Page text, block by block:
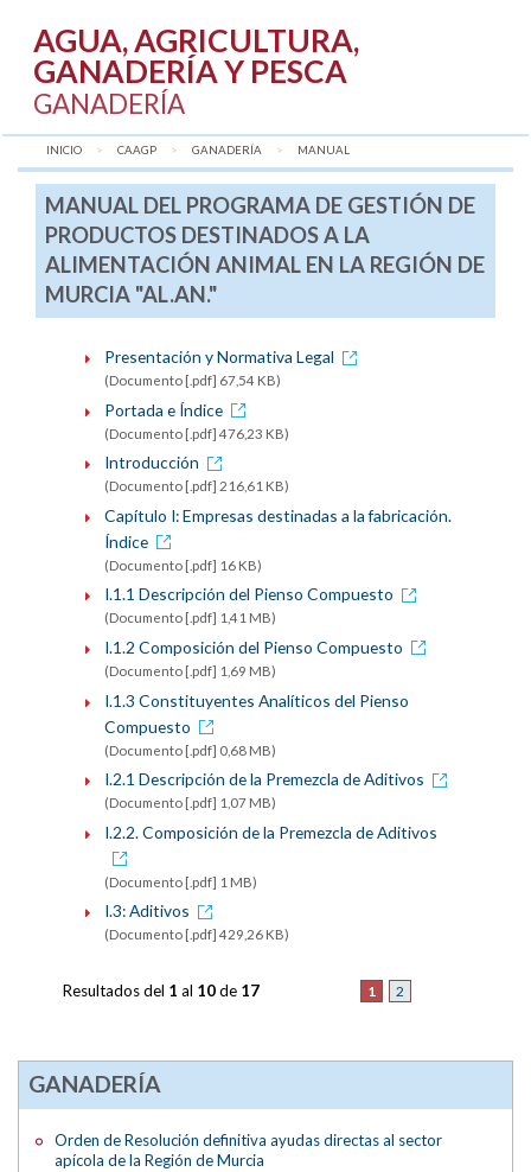
AGUA, AGRICULTURA,
GANADERÍA Y PESCA
GANADERÍA
INICIO CAAGP GANADERÍA AQUÍ:
MANUAL
MANUAL DEL PROGRAMA DE GESTIÓN DE
PRODUCTOS DESTINADOS A LA
ALIMENTACIÓN ANIMAL EN LA REGIÓN DE
MURCIA "AL.AN."
Presentación y Normativa Legal
(Documento [.pdf] 67,54 KB)
Portada e Índice
(Documento [.pdf] 476,23 KB)
Introducción
(Documento [.pdf] 216,61 KB)
Capítulo I: Empresas destinadas a la fabricación.
Índice
(Documento [.pdf] 16 KB)
I.1.1 Descripción del Pienso Compuesto
(Documento [.pdf] 1,41 MB)
I.1.2 Composición del Pienso Compuesto
(Documento [.pdf] 1,69 MB)
I.1.3 Constituyentes Analíticos del Pienso
Compuesto
(Documento [.pdf] 0,68 MB)
I.2.1 Descripción de la Premezcla de Aditivos
(Documento [.pdf] 1,07 MB)
I.2.2. Composición de la Premezcla de Aditivos
(Documento [.pdf] 1 MB)
I.3: Aditivos
(Documento [.pdf] 429,26 KB)
1 2
Resultados del 1 al 10de 17
GANADERÍA
Orden de Resolución definitiva ayudas directas al sector
apícola de la Región de Murcia